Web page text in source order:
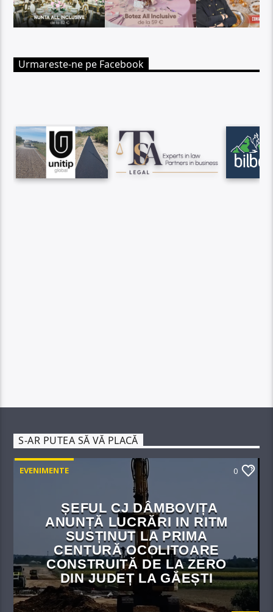
Urmareste-ne pe Facebook
S-AR PUTEA SĂ VĂ PLACĂ
EVENIMENTE 0
ȘEFUL CJ DÂMBOVIȚA
ANUNȚĂ LUCRĂRI IN RITM
SUSȚINUT LA PRIMA
CENTURĂ OCOLITOARE
CONSTRUITĂ DE LA ZERO
DIN JUDEȚ LA GĂEȘTI